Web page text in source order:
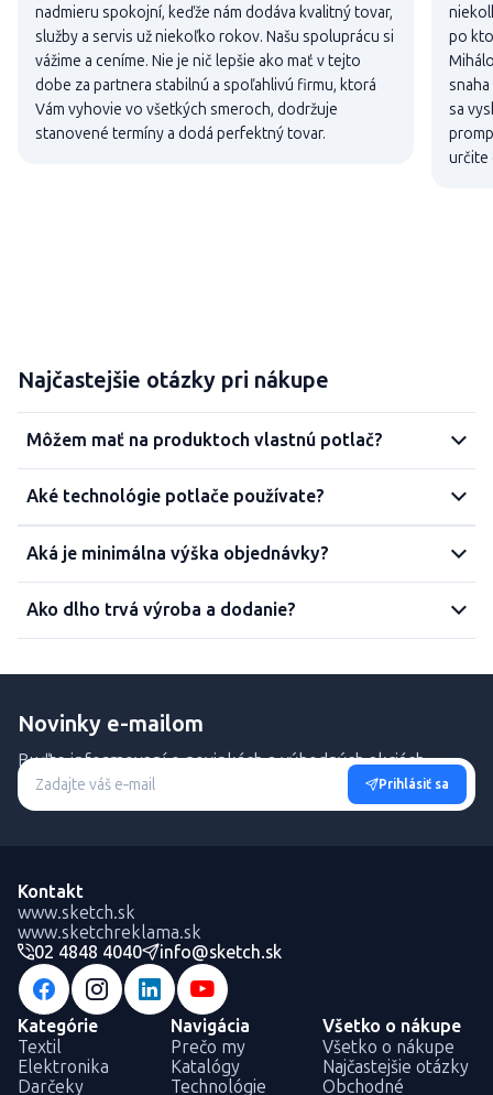
nadmieru spokojní, keďže nám dodáva kvalitný tovar,
služby a servis už niekoľko rokov. Našu spoluprácu si
vážime a ceníme. Nie je nič lepšie ako mať v tejto
dobe za partnera stabilnú a spoľahlivú firmu, ktorá
Vám vyhovie vo všetkých smeroch, dodržuje
stanovené termíny a dodá perfektný tovar.
po
sa
určite
Najčastejšie otázky pri nákupe
Môžem mať na produktoch vlastnú potlač?
Aké technológie potlače používate?
Aká je minimálna výška objednávky?
Ako dlho trvá výroba a dodanie?
Novinky e-mailom
Buďte informovaní o novinkách a výhodných akciách.
Prihlásiť sa
Kontakt
www.sketch.sk
www.sketchreklama.sk
02 4848 4040
info@sketch.sk
Kategórie
Textil
Elektronika
Darčeky
Navigácia
Prečo my
Katalógy
Technológie
Všetko o nákupe
Všetko o nákupe
Najčastejšie otázky
Obchodné